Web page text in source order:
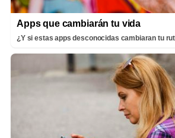
Apps que cambiarán tu vida
¿Y si estas apps desconocidas cambiaran tu